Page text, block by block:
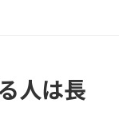
人は長